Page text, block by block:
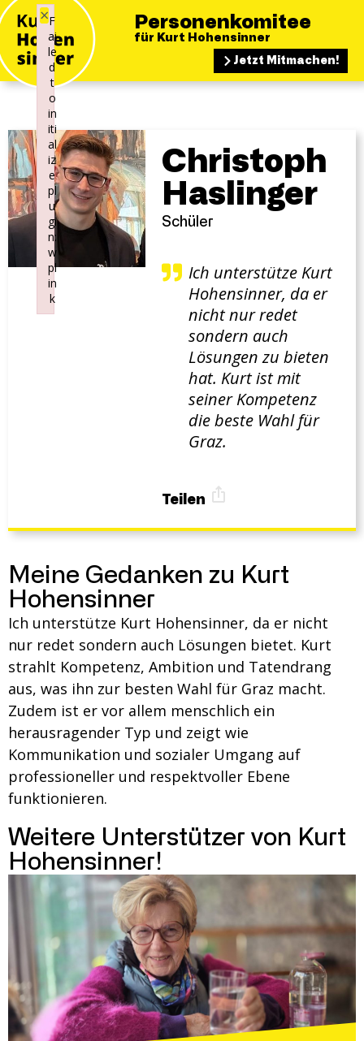
Personenkomitee
für Kurt Hohensinner
Jetzt Mitmachen!
Christoph
Haslinger
Schüler
Ich unterstütze Kurt
Hohensinner, da er
nicht nur redet
sondern auch
Lösungen zu bieten
hat. Kurt ist mit
seiner Kompetenz
die beste Wahl für
Graz.
Teilen
Meine Gedanken zu Kurt
Hohensinner
Ich unterstütze Kurt Hohensinner, da er nicht
nur redet sondern auch Lösungen bietet. Kurt
strahlt Kompetenz, Ambition und Tatendrang
aus, was ihn zur besten Wahl für Graz macht.
Zudem ist er vor allem menschlich ein
herausragender Typ und zeigt wie
Kommunikation und sozialer Umgang auf
professioneller und respektvoller Ebene
funktionieren.
Weitere Unterstützer von Kurt
Hohensinner!
F
ai
le
d
t
o
in
iti
al
iz
e
pl
u
gi
n:
w
pl
in
k
×
Failed to initialize plugin: wplink